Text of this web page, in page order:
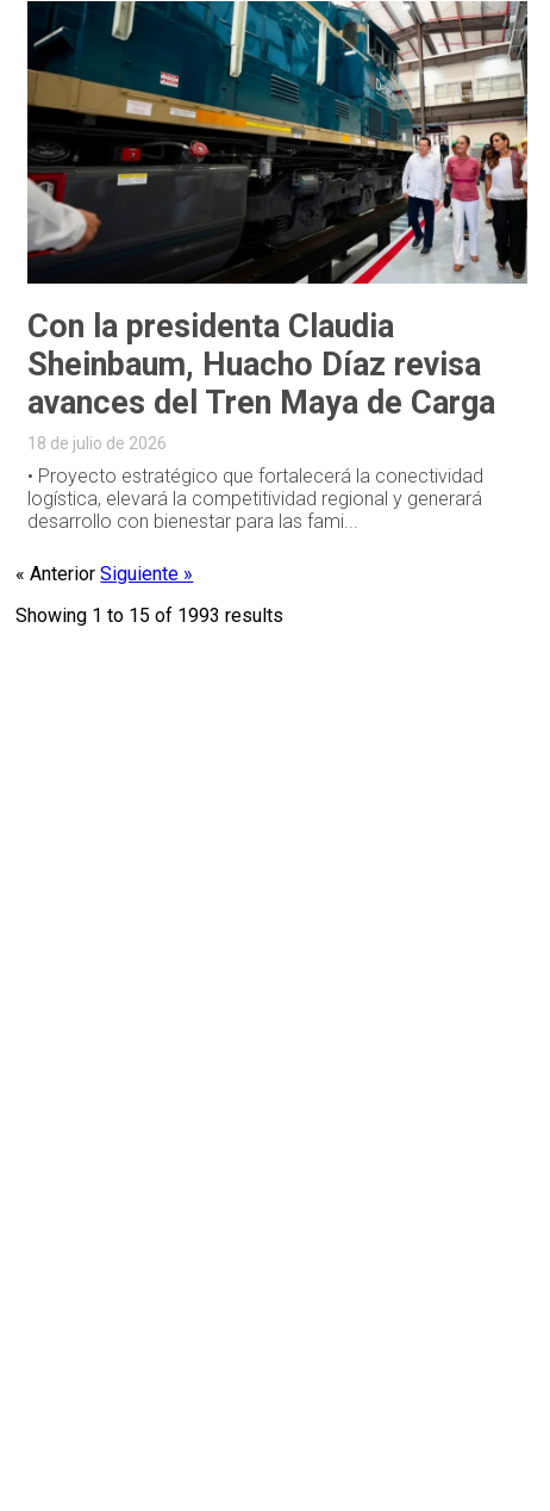
Con la presidenta Claudia
Sheinbaum, Huacho Díaz revisa
avances del Tren Maya de Carga
18 de julio de 2026
• Proyecto estratégico que fortalecerá la conectividad
logística, elevará la competitividad regional y generará
desarrollo con bienestar para las fami...
« AnteriorSiguiente »
Showing 1 to 15 of 1993 results